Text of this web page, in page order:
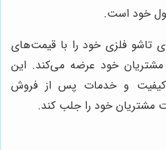
خود است.
تاشو فلزی خود را با قیمت‌های
مشتریان خود عرضه می‌کند. این
و خدمات پس از فروش
مشتریان خود را جلب کند.